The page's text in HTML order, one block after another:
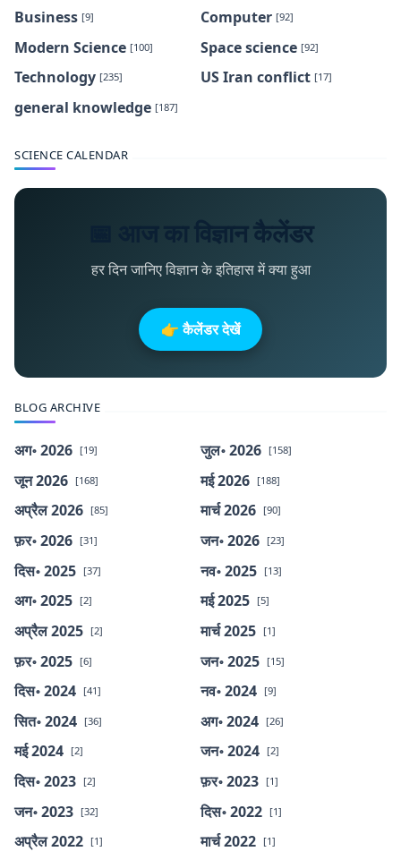
Business [9] Computer [92]
Modern Science [100] Space science [92]
Technology [235] US Iran conflict [17]
general knowledge [187]
SCIENCE CALENDAR
📅 आज का विज्ञान कैलेंडर
हर दिन जानिए विज्ञान के इतिहास में क्या हुआ
👉 कैलेंडर देखें
BLOG ARCHIVE
अग॰ 2026 [19] जुल॰ 2026 [158]
जून 2026 [168] मई 2026 [188]
अप्रैल 2026 [85] मार्च 2026 [90]
फ़र॰ 2026 [31] जन॰ 2026 [23]
दिस॰ 2025 [37] नव॰ 2025 [13]
अग॰ 2025 [2] मई 2025 [5]
अप्रैल 2025 [2] मार्च 2025 [1]
फ़र॰ 2025 [6] जन॰ 2025 [15]
दिस॰ 2024 [41] नव॰ 2024 [9]
सित॰ 2024 [36] अग॰ 2024 [26]
मई 2024 [2] जन॰ 2024 [2]
दिस॰ 2023 [2] फ़र॰ 2023 [1]
जन॰ 2023 [32] दिस॰ 2022 [1]
अप्रैल 2022 [1] मार्च 2022 [1]